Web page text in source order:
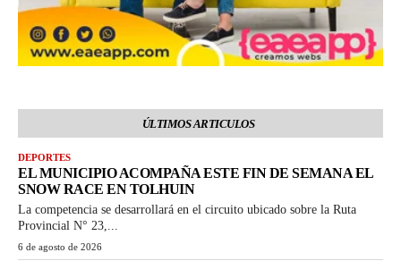
ÚLTIMOS ARTICULOS
DEPORTES
EL MUNICIPIO ACOMPAÑA ESTE FIN DE SEMANA EL
SNOW RACE EN TOLHUIN
La competencia se desarrollará en el circuito ubicado sobre la Ruta
Provincial N° 23,...
6 de agosto de 2026